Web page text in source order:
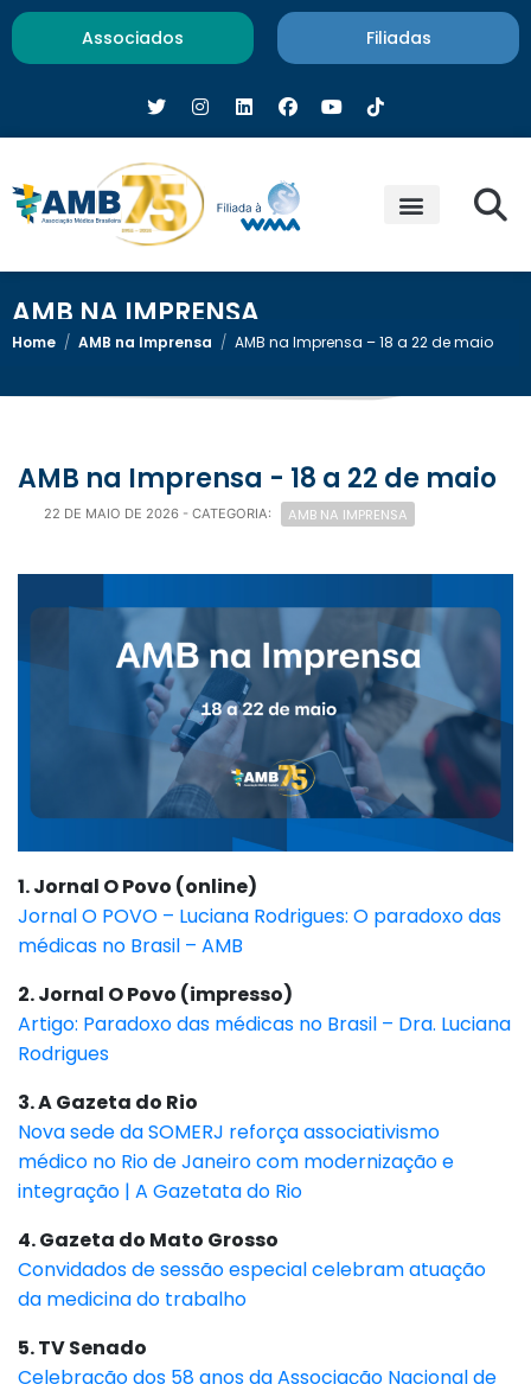
Associados Filiadas
AMB NA IMPRENSA
Home / AMB na Imprensa / AMB na Imprensa – 18 a 22 de maio
AMB na Imprensa - 18 a 22 de maio
22 DE MAIO DE 2026 - CATEGORIA: AMB NA IMPRENSA
1. Jornal O Povo (online)
Jornal O POVO – Luciana Rodrigues: O paradoxo das
médicas no Brasil – AMB
2. Jornal O Povo (impresso)
Artigo: Paradoxo das médicas no Brasil – Dra. Luciana
Rodrigues
3. A Gazeta do Rio
Nova sede da SOMERJ reforça associativismo
médico no Rio de Janeiro com modernização e
integração | A Gazetata do Rio
4. Gazeta do Mato Grosso
Convidados de sessão especial celebram atuação
da medicina do trabalho
5. TV Senado
Celebração dos 58 anos da Associação Nacional de